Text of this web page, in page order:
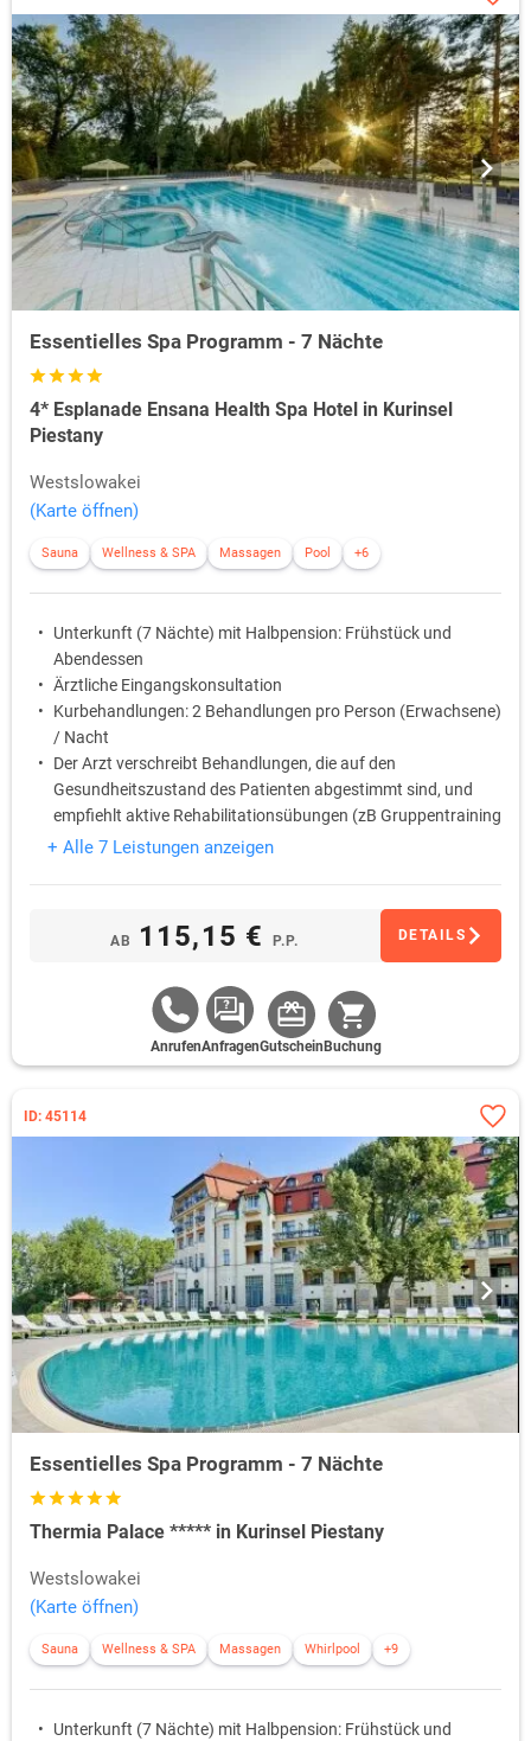
Essentielles Spa Programm - 7 Nächte
4* Esplanade Ensana Health Spa Hotel in Kurinsel
Piestany
Westslowakei
(Karte öffnen)
Sauna Wellness & SPA Massagen Pool +6
Unterkunft (7 Nächte) mit Halbpension: Frühstück und
Abendessen
Ärztliche Eingangskonsultation
Kurbehandlungen: 2 Behandlungen pro Person (Erwachsene)
/ Nacht
Der Arzt verschreibt Behandlungen, die auf den
Gesundheitszustand des Patienten abgestimmt sind, und
empfiehlt aktive Rehabilitationsübungen (zB Gruppentraining
oder Fitnesseinheiten)
+ Alle 7 Leistungen anzeigen
AB 115,15 € P.P. DETAILS
AnrufenAnfragenGutschein Buchung
ID: 45114
Essentielles Spa Programm - 7 Nächte
Thermia Palace ***** in Kurinsel Piestany
Westslowakei
(Karte öffnen)
Sauna Wellness & SPA Massagen Whirlpool +9
Unterkunft (7 Nächte) mit Halbpension: Frühstück und